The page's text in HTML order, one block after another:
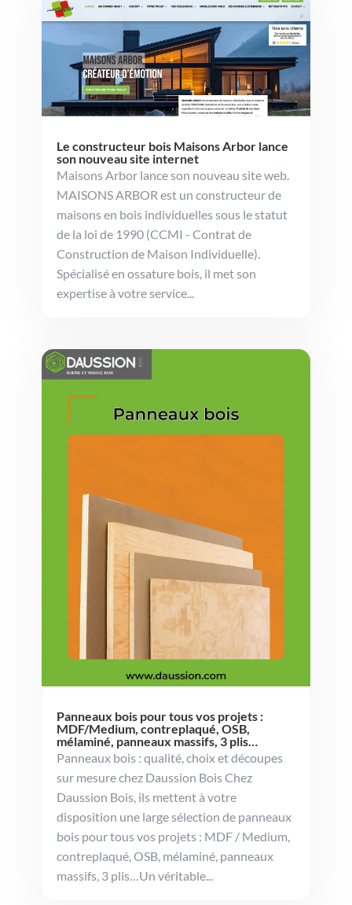
Le constructeur bois Maisons Arbor lance
son nouveau site internet
Maisons Arbor lance son nouveau site web.
MAISONS ARBOR est un constructeur de
maisons en bois individuelles sous le statut
de la loi de 1990 (CCMI - Contrat de
Construction de Maison Individuelle).
Spécialisé en ossature bois, il met son
expertise à votre service...
Panneaux bois pour tous vos projets :
MDF/Medium, contreplaqué, OSB,
mélaminé, panneaux massifs, 3 plis…
Panneaux bois : qualité, choix et découpes
sur mesure chez Daussion Bois Chez
Daussion Bois, ils mettent à votre
disposition une large sélection de panneaux
bois pour tous vos projets : MDF / Medium,
contreplaqué, OSB, mélaminé, panneaux
massifs, 3 plis…Un véritable...